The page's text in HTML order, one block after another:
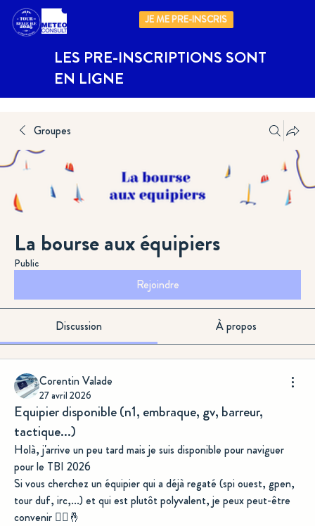
JE ME PRE-INSCRIS
LES PRE-INSCRIPTIONS SONT
EN LIGNE
Groupes
La bourse aux équipiers
Public
Rejoindre
Discussion À propos
Corentin Valade
27 avril 2026
Equipier disponible (n1, embraque, gv, barreur,
tactique...)
Holà, j'arrive un peu tard mais je suis disponible pour naviguer
pour le TBI 2026
Si vous cherchez un équipier qui a déjà regaté (spi ouest, gpen,
tour duf, irc,...) et qui est plutôt polyvalent, je peux peut-être
convenir 🤷‍♂️🤞